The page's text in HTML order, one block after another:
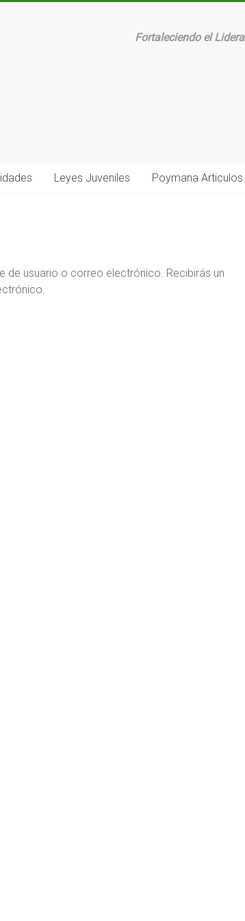
Fortaleciendo el
Leyes Juveniles Poymana Articulos
de usuario o correo electrónico. Recibirás un